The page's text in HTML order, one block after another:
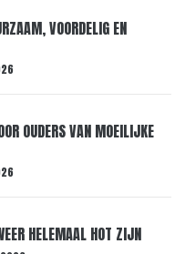
VOORDELIG EN
OUDERS VAN MOEILIJKE
HELEMAAL HOT ZIJN